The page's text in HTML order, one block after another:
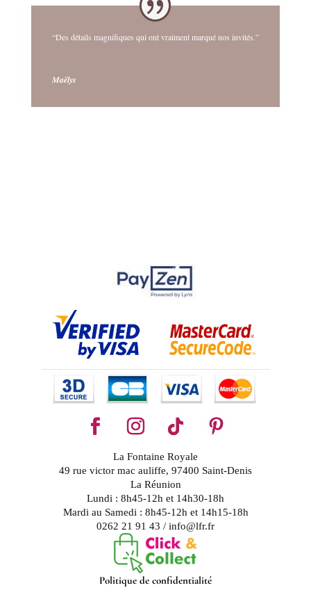
“Des détails magnifiques qui ont vraiment marqué nos invités.”
Maëlys
La Fontaine Royale
49 rue victor mac auliffe, 97400 Saint-Denis
La Réunion
Lundi : 8h45-12h et 14h30-18h
Mardi au Samedi : 8h45-12h et 14h15-18h
0262 21 91 43 / info@lfr.fr
Politique de confidentialité